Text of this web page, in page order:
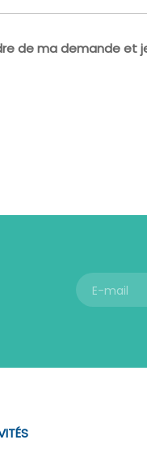
de ma demande